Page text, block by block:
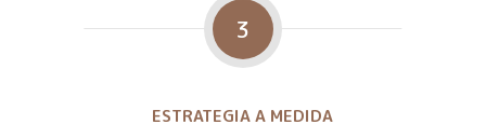
3
ESTRATEGIA A MEDIDA